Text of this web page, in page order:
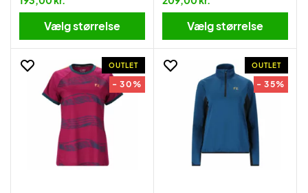
Vælg størrelse Vælg størrelse
OUTLET
- 30%
OUTLET
- 35%